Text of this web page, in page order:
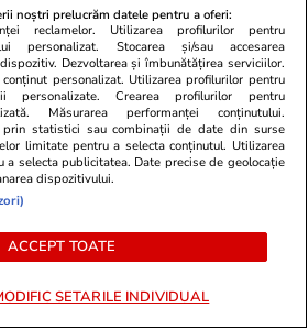
31 iul.
după
România
pentru
noștri prelucrăm datele pentru a oferi:
reclamelor. Utilizarea profilurilor pentru
personalizat. Stocarea și/sau accesarea
Dezvoltarea și îmbunătățirea serviciilor.
personalizat. Utilizarea profilurilor pentru
personalizate. Crearea profilurilor pentru
Măsurarea performanței conținutului.
prin statistici sau combinații de date din surse
limitate pentru a selecta conținutul. Utilizarea
selecta publicitatea. Date precise de geolocație
dispozitivului.
ACCEPT TOATE
SETARILE INDIVIDUAL